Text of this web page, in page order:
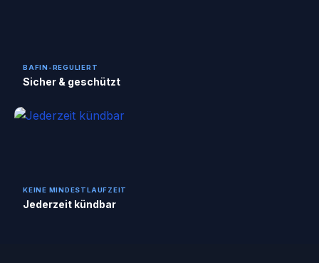
BAFIN-REGULIERT
Sicher & geschützt
KEINE MINDESTLAUFZEIT
Jederzeit kündbar